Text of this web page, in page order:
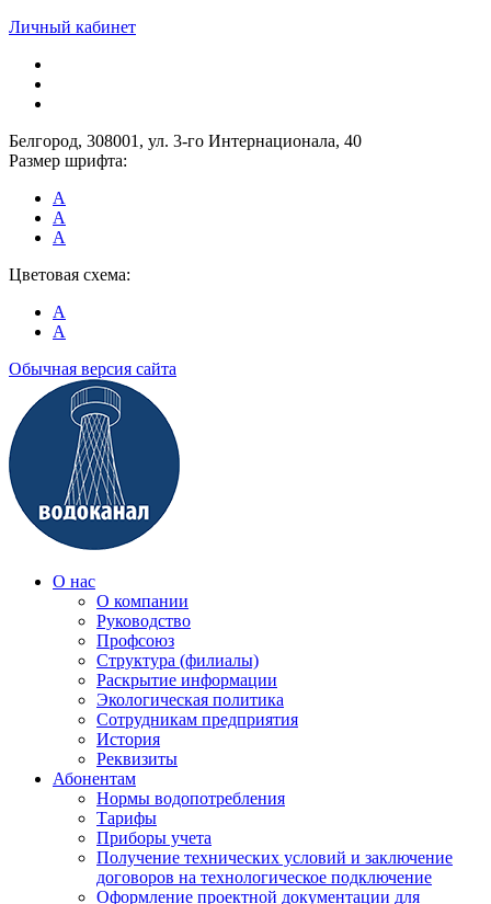
Личный кабинет
Белгород, 308001, ул. 3-го Интернационала, 40
Размер шрифта:
A
A
A
Цветовая схема:
A
A
Обычная версия сайта
О нас
О компании
Руководство
Профсоюз
Структура (филиалы)
Раскрытие информации
Экологическая политика
Сотрудникам предприятия
История
Реквизиты
Абонентам
Нормы водопотребления
Тарифы
Приборы учета
Получение технических условий и заключение
договоров на технологическое подключение
Оформление проектной документации для